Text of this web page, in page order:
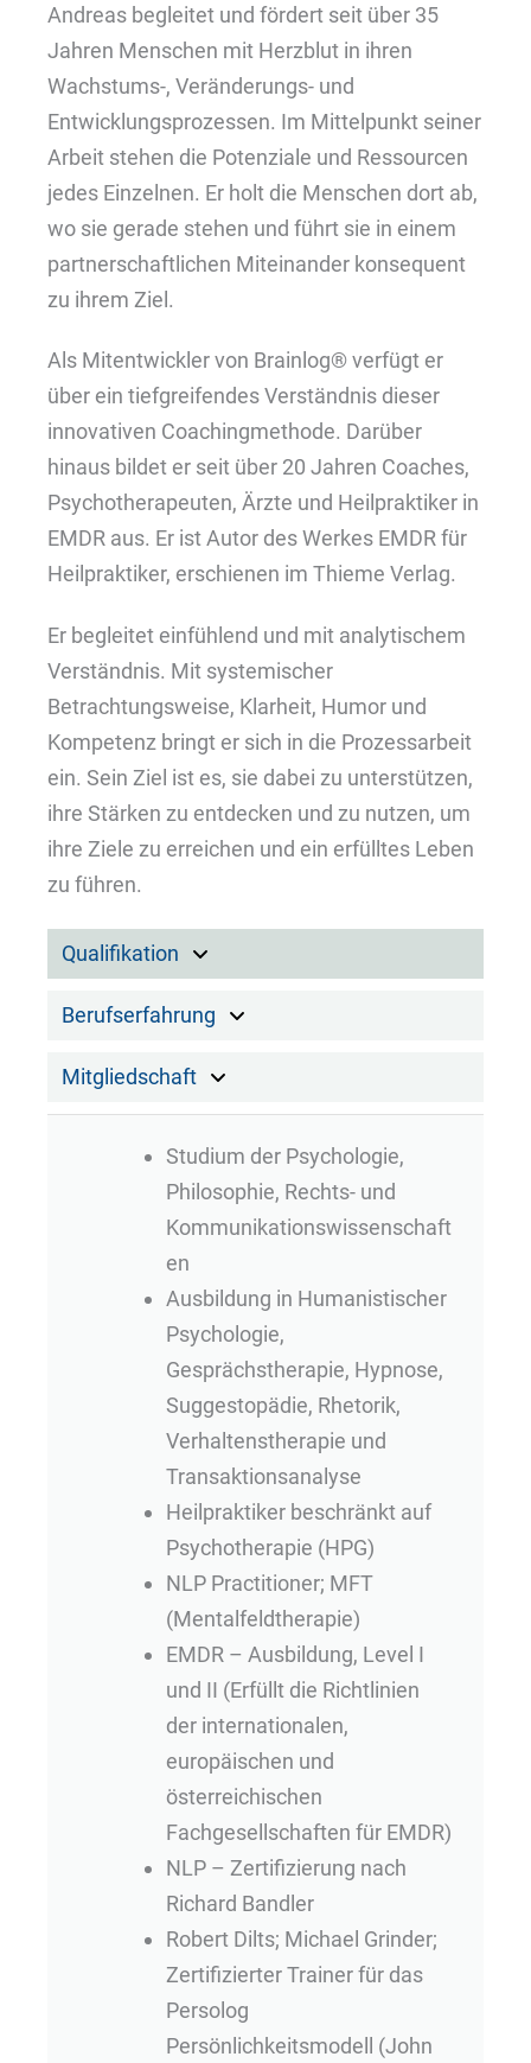
Andreas begleitet und fördert seit über 35
Jahren Menschen mit Herzblut in ihren
Wachstums-, Veränderungs- und
Entwicklungsprozessen. Im Mittelpunkt seiner
Arbeit stehen die Potenziale und Ressourcen
jedes Einzelnen. Er holt die Menschen dort ab,
wo sie gerade stehen und führt sie in einem
partnerschaftlichen Miteinander konsequent
zu ihrem Ziel.
Als Mitentwickler von Brainlog® verfügt er
über ein tiefgreifendes Verständnis dieser
innovativen Coachingmethode. Darüber
hinaus bildet er seit über 20 Jahren Coaches,
Psychotherapeuten, Ärzte und Heilpraktiker in
EMDR aus. Er ist Autor des Werkes EMDR für
Heilpraktiker, erschienen im Thieme Verlag.
Er begleitet einfühlend und mit analytischem
Verständnis. Mit systemischer
Betrachtungsweise, Klarheit, Humor und
Kompetenz bringt er sich in die Prozessarbeit
ein. Sein Ziel ist es, sie dabei zu unterstützen,
ihre Stärken zu entdecken und zu nutzen, um
ihre Ziele zu erreichen und ein erfülltes Leben
zu führen.
Qualifikation
Berufserfahrung
Mitgliedschaft
Studium der Psychologie,
Philosophie, Rechts- und
Kommunikationswissenschaft
en
Ausbildung in Humanistischer
Psychologie,
Gesprächstherapie, Hypnose,
Suggestopädie, Rhetorik,
Verhaltenstherapie und
Transaktionsanalyse
Heilpraktiker beschränkt auf
Psychotherapie (HPG)
NLP Practitioner; MFT
(Mentalfeldtherapie)
EMDR – Ausbildung, Level I
und II (Erfüllt die Richtlinien
der internationalen,
europäischen und
österreichischen
Fachgesellschaften für EMDR)
NLP – Zertifizierung nach
Richard Bandler
Robert Dilts; Michael Grinder;
Zertifizierter Trainer für das
Persolog
Persönlichkeitsmodell (John